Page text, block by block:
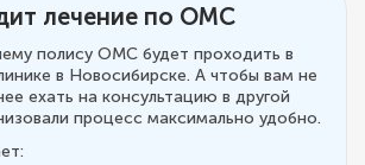
лечение по ОМС
полису ОМС будет проходить в
в Новосибирске. А чтобы вам не
ехать на консультацию в другой
процесс максимально удобно.